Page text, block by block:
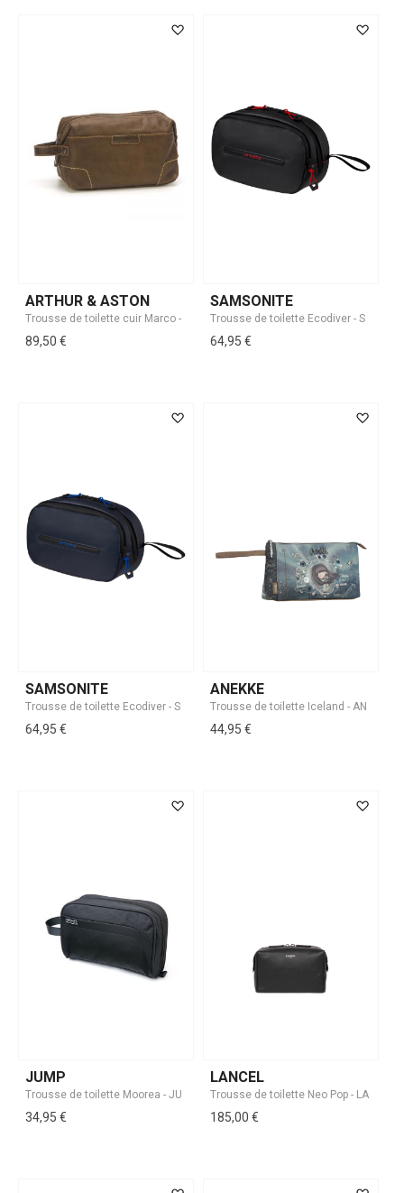
ARTHUR & ASTON
89,50 €
SAMSONITE
64,95 €
SAMSONITE
64,95 €
ANEKKE
44,95 €
JUMP
34,95 €
LANCEL
185,00 €